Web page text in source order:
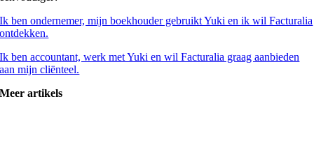
Ik ben ondernemer, mijn boekhouder gebruikt Yuki en ik wil Facturalia
ontdekken.
Ik ben accountant, werk met Yuki en wil Facturalia graag aanbieden
aan mijn cliënteel.
Meer artikels